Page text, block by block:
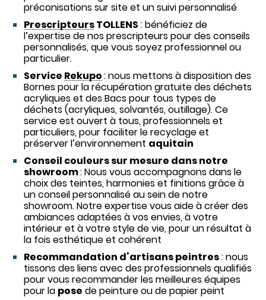
préconisations sur site et un suivi personnalisé
PrescripteursTOLLENS : bénéficiez de
l’expertise de nos prescripteurs pour des conseils
personnalisés, que vous soyez professionnel ou
particulier.
Service Rekupo: nous mettons à disposition des
Bornes pour la récupération gratuite des déchets
acryliques et des Bacs pour tous types de
déchets (acryliques, solvantés, outillage). Ce
service est ouvert à tous, professionnels et
particuliers, pour faciliter le recyclage et
préserver l’environnement aquitain
Conseil couleurs sur mesure dans notre
showroom: Nous vous accompagnons dans le
choix des teintes, harmonies et finitions grâce à
un conseil personnalisé au sein de notre
showroom. Notre expertise vous aide à créer des
ambiances adaptées à vos envies, à votre
intérieur et à votre style de vie, pour un résultat à
la fois esthétique et cohérent
Recommandation d’artisans peintres: nous
tissons des liens avec des professionnels qualifiés
pour vous recommander les meilleures équipes
pour la pose de peinture ou de papier peint